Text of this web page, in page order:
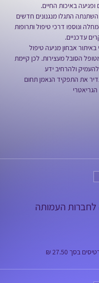
באיכות החיים.
התגלו מנגנונים חדשים
ונוספו דרכי טיפול ותרופות
עדכניים.
אבחון מניעה טיפול
הסובל מעצירות. לכן קיימת
ולהרחיב ידע
את התפקיד הנאמן תחום
העמותה
בסך ‏27.50 ‏₪